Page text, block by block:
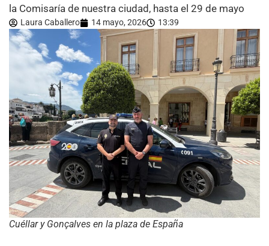
la Comisaría de nuestra ciudad, hasta el 29 de mayo
Laura Caballero 14 mayo, 2026 13:39
Cuéllar y Gonçalves en la plaza de España